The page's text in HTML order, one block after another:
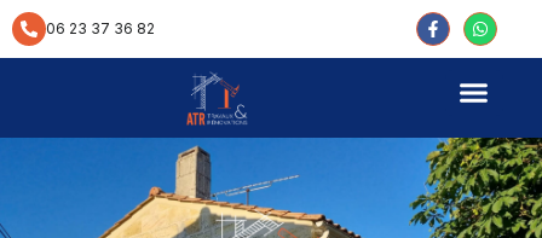
principal06 23 37 36 82